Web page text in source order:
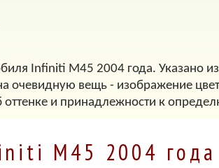
Infiniti M45 2004 года. Указано
очевидную вещь - изображение
и принадлежности к
M45 2004 года